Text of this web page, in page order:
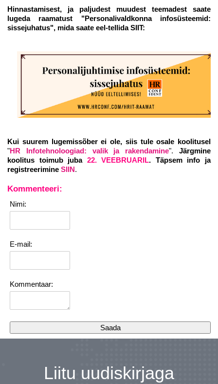
Hinnastamisest, ja paljudest muudest teemadest saate
lugeda raamatust "Personalivaldkonna infosüsteemid:
sissejuhatus", mida saate eel-tellida SIIT:
Kui suurem lugemissõber ei ole, siis tule osale koolitusel
"HR Infotehnoloogiad: valik ja rakendamine".Järgmine
koolitus toimub juba 22. VEEBRUARIL. Täpsem info ja
registreerimine SIIN.
Kommenteeri:
Nimi:
E-mail:
Kommentaar:
Liitu uudiskirjaga